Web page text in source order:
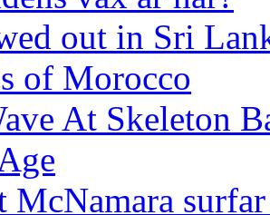
out in Sri
of Morocco
At Skeleton
McNamara